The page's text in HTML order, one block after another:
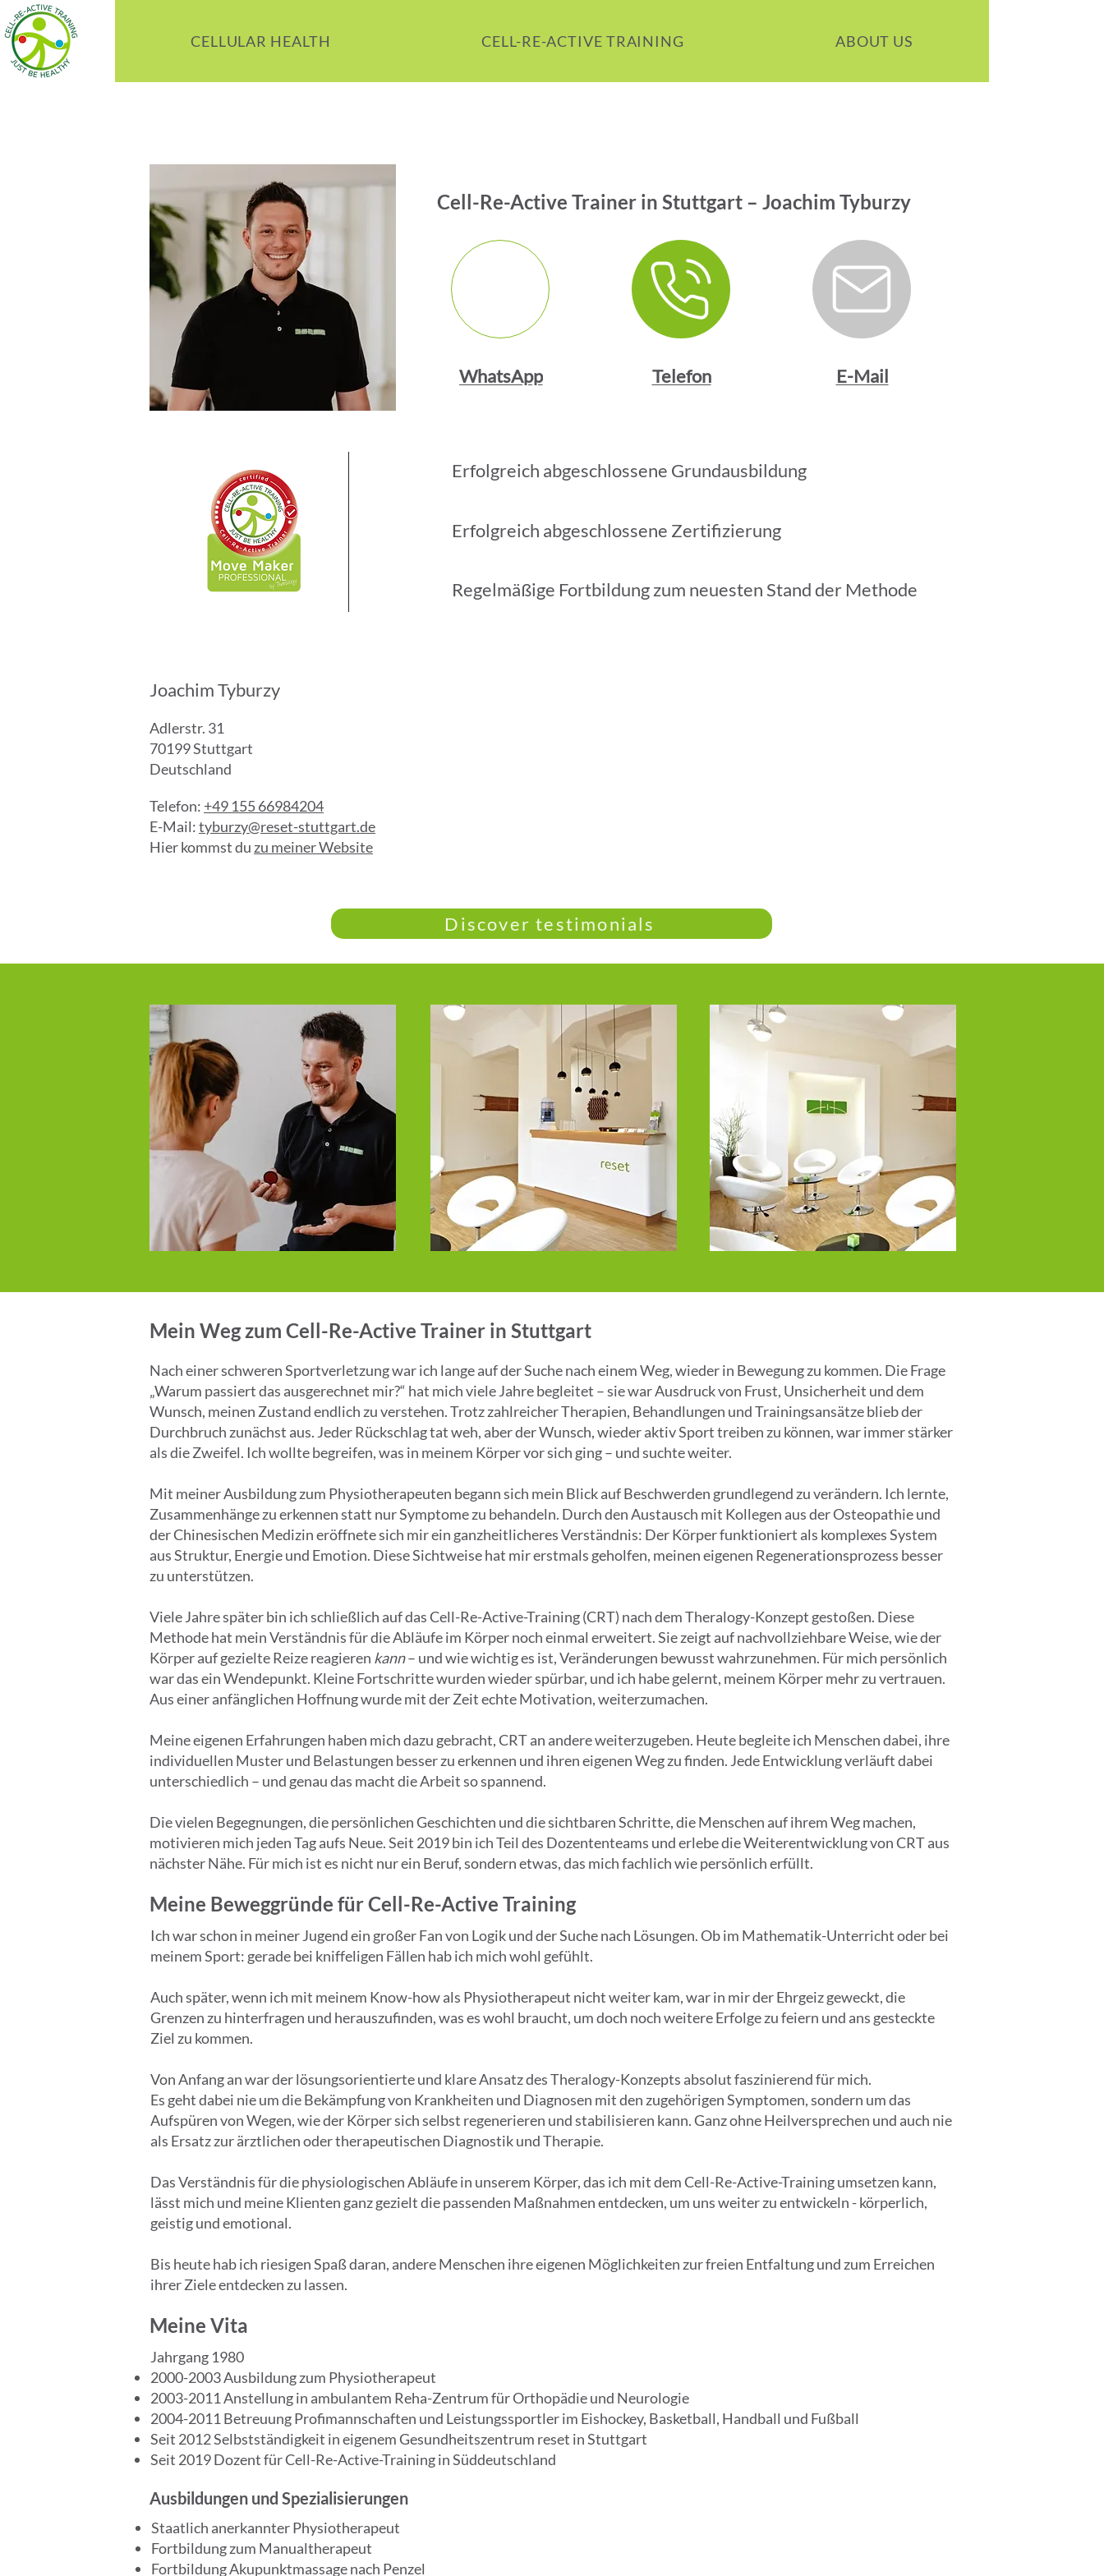
CELLULAR HEALTH CELL-RE-ACTIVE TRAINING ABOUT US
Cell-Re-Active Trainer in Stuttgart – Joachim Tyburzy
WhatsApp Telefon E-Mail
Erfolgreich abgeschlossene Grundausbildung
Erfolgreich abgeschlossene Zertifizierung
Regelmäßige Fortbildung zum neuesten Stand der Methode
Joachim Tyburzy
Adlerstr. 31
70199 Stuttgart
Deutschland
Telefon: +49 155 66984204
E-Mail:tyburzy@reset-stuttgart.de
Hier kommst du zu meiner Website
Discover testimonials
Mein Weg zum Cell-Re-Active Trainer in Stuttgart
Nach einer schweren Sportverletzung war ich lange auf der Suche nach einem Weg, wieder in Bewegung zu kommen. Die Frage
„Warum passiert das ausgerechnet mir?“ hat mich viele Jahre begleitet – sie war Ausdruck von Frust, Unsicherheit und dem
Wunsch, meinen Zustand endlich zu verstehen. Trotz zahlreicher Therapien, Behandlungen und Trainingsansätze blieb der
Durchbruch zunächst aus. Jeder Rückschlag tat weh, aber der Wunsch, wieder aktiv Sport treiben zu können, war immer stärker
als die Zweifel. Ich wollte begreifen, was in meinem Körper vor sich ging – und suchte weiter.
Mit meiner Ausbildung zum Physiotherapeuten begann sich mein Blick auf Beschwerden grundlegend zu verändern. Ich lernte,
Zusammenhänge zu erkennen statt nur Symptome zu behandeln. Durch den Austausch mit Kollegen aus der Osteopathie und
der Chinesischen Medizin eröffnete sich mir ein ganzheitlicheres Verständnis: Der Körper funktioniert als komplexes System
aus Struktur, Energie und Emotion. Diese Sichtweise hat mir erstmals geholfen, meinen eigenen Regenerationsprozess besser
zu unterstützen.
Viele Jahre später bin ich schließlich auf das Cell-Re-Active-Training (CRT) nach dem Theralogy-Konzept gestoßen. Diese
Methode hat mein Verständnis für die Abläufe im Körper noch einmal erweitert. Sie zeigt auf nachvollziehbare Weise, wie der
Körper auf gezielte Reize reagieren kann– und wie wichtig es ist, Veränderungen bewusst wahrzunehmen. Für mich persönlich
war das ein Wendepunkt. Kleine Fortschritte wurden wieder spürbar, und ich habe gelernt, meinem Körper mehr zu vertrauen.
Aus einer anfänglichen Hoffnung wurde mit der Zeit echte Motivation, weiterzumachen.
Meine eigenen Erfahrungen haben mich dazu gebracht, CRT an andere weiterzugeben. Heute begleite ich Menschen dabei, ihre
individuellen Muster und Belastungen besser zu erkennen und ihren eigenen Weg zu finden. Jede Entwicklung verläuft dabei
unterschiedlich – und genau das macht die Arbeit so spannend.
Die vielen Begegnungen, die persönlichen Geschichten und die sichtbaren Schritte, die Menschen auf ihrem Weg machen,
motivieren mich jeden Tag aufs Neue. Seit 2019 bin ich Teil des Dozententeams und erlebe die Weiterentwicklung von CRT aus
nächster Nähe. Für mich ist es nicht nur ein Beruf, sondern etwas, das mich fachlich wie persönlich erfüllt.
Meine Beweggründe für Cell-Re-Active Training
Ich war schon in meiner Jugend ein großer Fan von Logik und der Suche nach Lösungen. Ob im Mathematik-Unterricht oder bei
meinem Sport: gerade bei kniffeligen Fällen hab ich mich wohl gefühlt.
Auch später, wenn ich mit meinem Know-how als Physiotherapeut nicht weiter kam, war in mir der Ehrgeiz geweckt, die
Grenzen zu hinterfragen und herauszufinden, was es wohl braucht, um doch noch weitere Erfolge zu feiern und ans gesteckte
Ziel zu kommen.
Von Anfang an war der lösungsorientierte und klare Ansatz des Theralogy-Konzepts absolut faszinierend für mich.
Es geht dabei nie um die Bekämpfung von Krankheiten und Diagnosen mit den zugehörigen Symptomen, sondern um das
Aufspüren von Wegen, wie der Körper sich selbst regenerieren und stabilisieren kann. Ganz ohne Heilversprechen und auch nie
als Ersatz zur ärztlichen oder therapeutischen Diagnostik und Therapie.
Das Verständnis für die physiologischen Abläufe in unserem Körper, das ich mit dem Cell-Re-Active-Training umsetzen kann,
lässt mich und meine Klienten ganz gezielt die passenden Maßnahmen entdecken, um uns weiter zu entwickeln - körperlich,
geistig und emotional.
Bis heute hab ich riesigen Spaß daran, andere Menschen ihre eigenen Möglichkeiten zur freien Entfaltung und zum Erreichen
ihrer Ziele entdecken zu lassen.
Meine Vita
Jahrgang 1980
2000-2003 Ausbildung zum Physiotherapeut
2003-2011 Anstellung in ambulantem Reha-Zentrum für Orthopädie und Neurologie
2004-2011 Betreuung Profimannschaften und Leistungssportler im Eishockey, Basketball, Handball und Fußball
Seit 2012 Selbstständigkeit in eigenem Gesundheitszentrum reset in Stuttgart
Seit 2019 Dozent für Cell-Re-Active-Training in Süddeutschland
Ausbildungen und Spezialisierungen
Staatlich anerkannter Physiotherapeut
Fortbildung zum Manualtherapeut
Fortbildung Akupunktmassage nach Penzel